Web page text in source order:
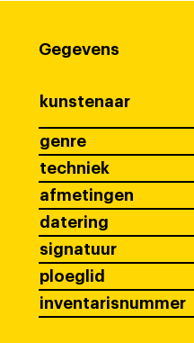
Gegevens
kunstenaar
genre
techniek
afmetingen
datering
signatuur
ploeglid
inventarisnummer